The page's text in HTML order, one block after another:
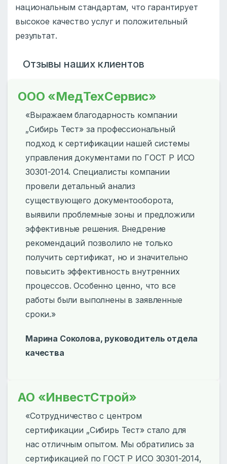
национальным стандартам, что гарантирует
высокое качество услуг и положительный
результат.
Отзывы наших клиентов
ООО «МедТехСервис»
«Выражаем благодарность компании
„Сибирь Тест» за профессиональный
подход к сертификации нашей системы
управления документами по ГОСТ Р ИСО
30301-2014. Специалисты компании
провели детальный анализ
существующего документооборота,
выявили проблемные зоны и предложили
эффективные решения. Внедрение
рекомендаций позволило не только
получить сертификат, но и значительно
повысить эффективность внутренних
процессов. Особенно ценно, что все
работы были выполнены в заявленные
сроки.»
Марина Соколова, руководитель отдела
качества
АО «ИнвестСтрой»
«Сотрудничество с центром
сертификации „Сибирь Тест» стало для
нас отличным опытом. Мы обратились за
сертификацией по ГОСТ Р ИСО 30301-2014,